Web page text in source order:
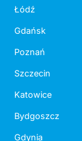
Łódź
Gdańsk
Poznań
Szczecin
Katowice
Bydgoszcz
Gdynia